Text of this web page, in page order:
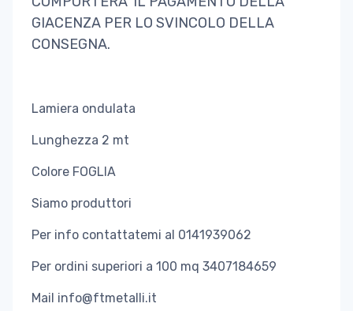
GIACENZA PER LO SVINCOLO DELLA
CONSEGNA.
Lamiera ondulata
Lunghezza 2 mt
Colore FOGLIA
Siamo produttori
Per info contattatemi al 0141939062
Per ordini superiori a 100 mq 3407184659
Mail info@ftmetalli.it